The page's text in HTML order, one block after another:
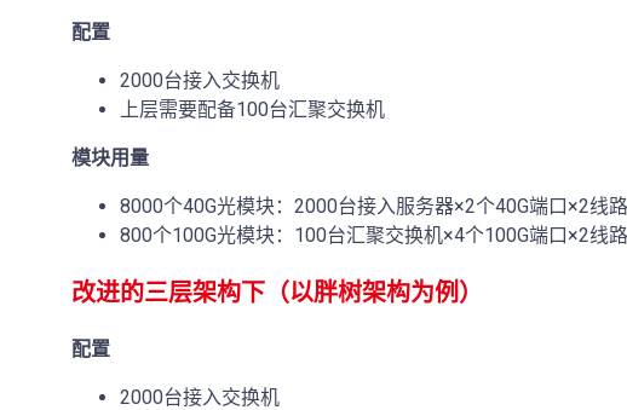
配置
2000台接入交换机
上层需要配备100台汇聚交换机
模块用量
8000个40G光模块：2000台接入服务器×2个40G端口×2线
800个100G光模块：100台汇聚交换机×4个100G端口×2线
改进的三层架构下（以胖树架构为例）
配置
2000台接入交换机